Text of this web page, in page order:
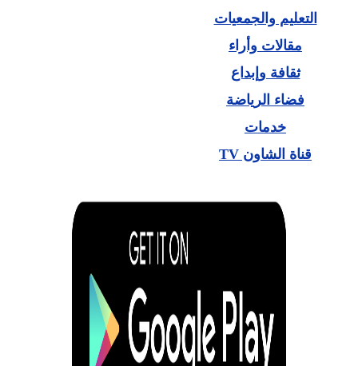
التعليم والجمعيات
مقالات وأراء
ثقافة وإبداع
فضاء الرياضة
خدمات
قناة الشاون TV